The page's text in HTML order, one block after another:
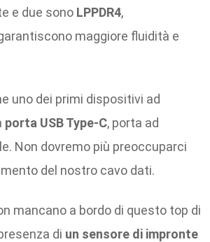
e due sono LPPDR4,
maggiore fluidità e
uno dei primi dispositivi ad
porta USB Type-C, porta ad
Non dovremo più preoccuparci
del nostro cavo dati.
mancano a bordo di questo top di
di un sensore di impronte